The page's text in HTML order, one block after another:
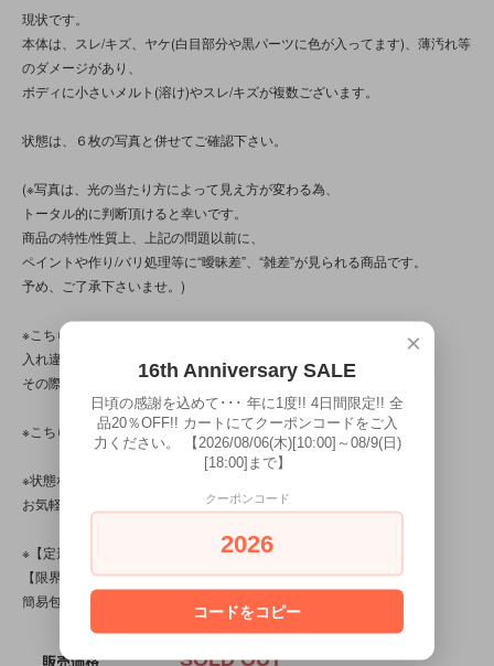
現状です。
本体は、スレ/キズ、ヤケ(白目部分や黒パーツに色が入ってます)、薄汚れ等
のダメージがあり、
ボディに小さいメルト(溶け)やスレ/キズが複数ございます。
状態は、６枚の写真と併せてご確認下さい。
(※写真は、光の当たり方によって見え方が変わる為、
トータル的に判断頂けると幸いです。
商品の特性/性質上、上記の問題以前に、
ペイントや作り/バリ処理等に“曖昧差”、“雑差”が見られる商品です。
予め、ご了承下さいませ。)
※こちらの商品は店頭でも販売しています。
入れ違いで完売してしまう場合がございます。
その際はご容赦くださいませ。
※こちらの商品は、中古品です。
※状態など分かり辛い点、気になる点、不明点がございましたら、
お気軽にお問い合わせ下さい。
※【定形外対応商品】・【サイズ規格外】です。
【限界個数】は【1個/点】･【送料】は510円です。
簡易包装です。
販売価格 SOLD OUT
×
16th Anniversary SALE
日頃の感謝を込めて･･･ 年に1度!! 4日間限定!! 全
品20％OFF!! カートにてクーポンコードをご入
力ください。 【2026/08/06(木)[10:00]～08/9(日)
[18:00]まで】
クーポンコード
2026
コードをコピー